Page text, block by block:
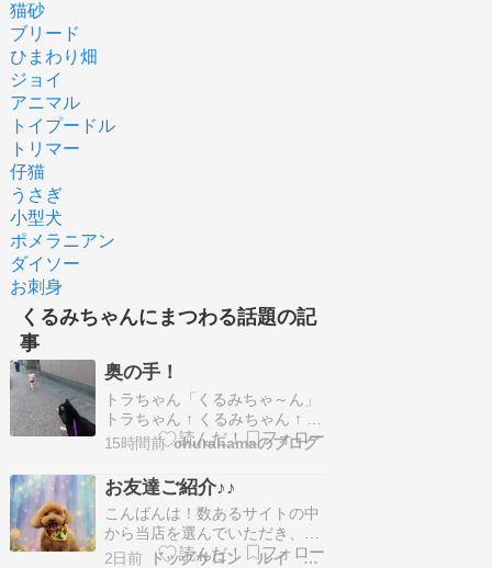
猫砂
ブリード
ひまわり畑
ジョイ
アニマル
トイプードル
トリマー
仔猫
うさぎ
小型犬
ポメラニアン
ダイソー
お刺身
くるみちゃんにまつわる話題の記
事
奥の手！
トラちゃん「くるみちゃ～ん」
トラちゃん ↑ くるみちゃん ↑ ト
ラちゃん「会えて嬉しい」 トラ
ん「タッ、タッ」 トラちゃん
「えぇっ」 トラちゃん
「？？？」 トラちゃん「どうし
て？」 トラちゃん「ねぇ、くる
みちゃん」 トラちゃん「ボクト
15時間前 churahamaのブログ
お友達ご紹介♪♪
こんばんは！数あるサイトの中
から当店を選んでいただき、誠
にありがとうございます。 また
2日前 ドッグサロン ルイ アンド マリー